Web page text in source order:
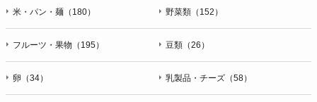
米・パン・麺（180） 野菜類（152）
フルーツ・果物（195） 豆類（26）
卵（34） 乳製品・チーズ（58）